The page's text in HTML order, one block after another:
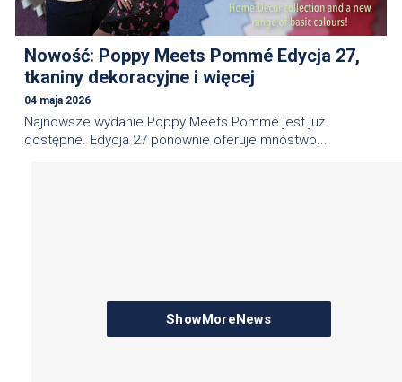
Nowość: Poppy Meets Pommé Edycja 27,
tkaniny dekoracyjne i więcej
04 maja 2026
Najnowsze wydanie Poppy Meets Pommé jest już
dostępne. Edycja 27 ponownie oferuje mnóstwo...
ShowMoreNews